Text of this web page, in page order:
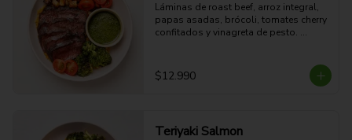
Láminas de roast beef, arroz integral,
papas asadas, brócoli, tomates cherry
confitados y vinagreta de pesto.
48g Proteina - 49g Carbohidratos -
30g grasa - 6.5g Fibra - 661 Kcal
$12.990
Teriyaki Salmon